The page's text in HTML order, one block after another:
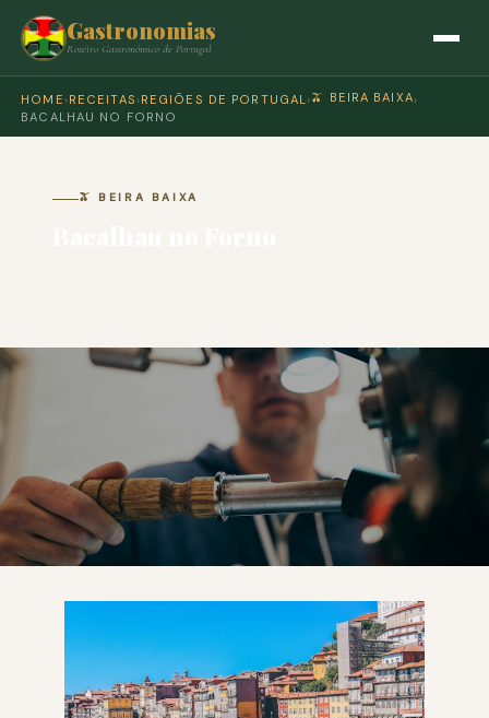
Gastronomias
Roteiro Gastronómico de Portugal
HOME › RECEITAS › REGIÕES DE PORTUGAL › 🫒 BEIRA BAIXA›
BACALHAU NO FORNO
🫒 BEIRA BAIXA